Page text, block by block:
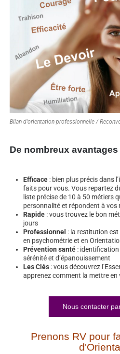
Bilan d'orientation professionnelle /
De nombreux avantages
Efficace : bien plus précis dans
faits pour vous. Vous repartez
liste précise de 10 à 50 métiers
personnalité et répondent à
Rapide : vous trouvez le bon
jours
Professionnel : la restitution
en psychométrie et en
Prévention santé : identification
sérénité et d’épanouissement
Les Clés : vous découvrez
apprenez comment la mettre en
Nous contacter
Prenons RV pour